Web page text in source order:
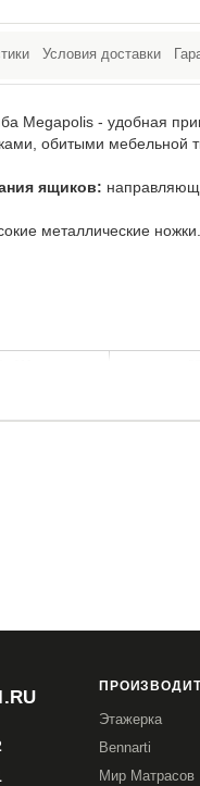
Условия доставки
Megapolis - удобная
обитыми мебельной
ящиков:
металлические ножки.
Этажерка
Bennarti
Мир Матрасов